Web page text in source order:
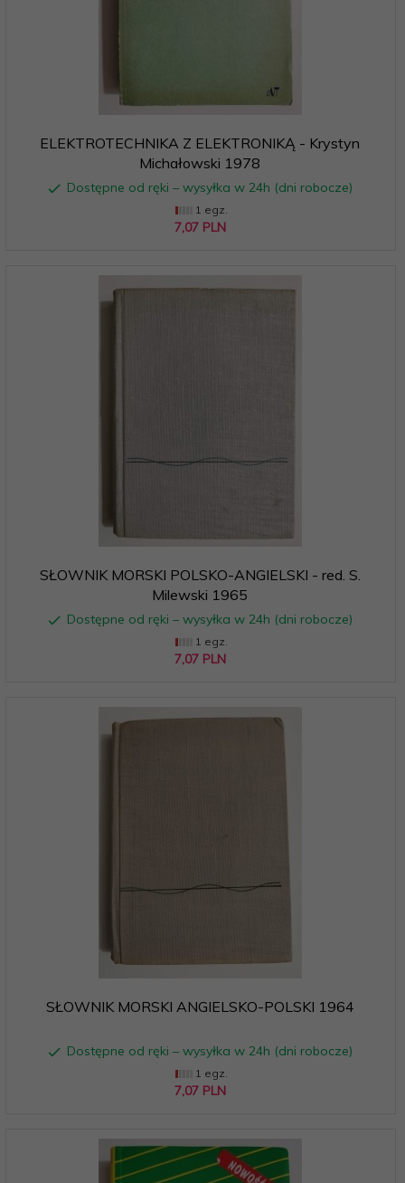
ELEKTROTECHNIKA Z ELEKTRONIKĄ - Krystyn
Michałowski 1978
Dostępne od ręki – wysyłka w 24h (dni robocze)
1 egz.
7,07 PLN
SŁOWNIK MORSKI POLSKO-ANGIELSKI - red. S.
Milewski 1965
Dostępne od ręki – wysyłka w 24h (dni robocze)
1 egz.
7,07 PLN
SŁOWNIK MORSKI ANGIELSKO-POLSKI 1964
Dostępne od ręki – wysyłka w 24h (dni robocze)
1 egz.
7,07 PLN